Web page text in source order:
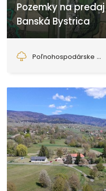
Pozemky na
Banská Bystrica
Poľnohospodárske a lesné...